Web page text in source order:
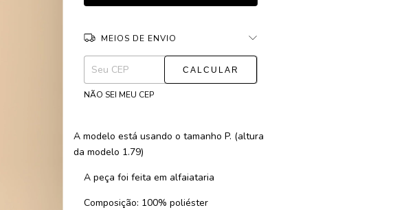
MEIOS DE ENVIO
Entregas para o CEP:
ALTERAR CEP
NÃO SEI MEU CEP
A modelo está usando o tamanho P. (altura
da modelo 1.79)
A peça foi feita em alfaiataria
Composição: 100% poliéster